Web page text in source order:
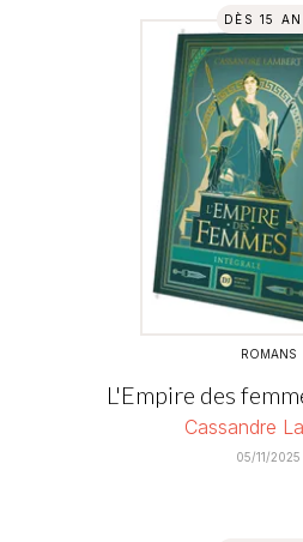
DÈS 15
ROMANS
L'Empire des
Cassandre
05/11/2025